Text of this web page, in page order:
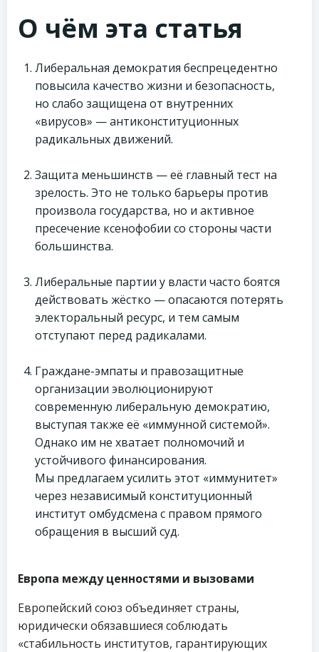
О чём эта статья
Либеральная демократия беспрецедентно
повысила качество жизни и безопасность,
но слабо защищена от внутренних
«вирусов» — антиконституционных
радикальных движений.
Защита меньшинств — её главный тест на
зрелость. Это не только барьеры против
произвола государства, но и активное
пресечение ксенофобии со стороны части
большинства.
Либеральные партии у власти часто боятся
действовать жёстко — опасаются потерять
электоральный ресурс, и тем самым
отступают перед радикалами.
Граждане-эмпаты и правозащитные
организации эволюционируют
современную либеральную демократию,
выступая также её «иммунной системой».
Однако им не хватает полномочий и
устойчивого финансирования.
Мы предлагаем усилить этот «иммунитет»
через независимый конституционный
институт омбудсмена с правом прямого
обращения в высший суд.
Европа между ценностями и вызовами
Европейский союз объединяет страны,
юридически обязавшиеся соблюдать
«стабильность институтов, гарантирующих